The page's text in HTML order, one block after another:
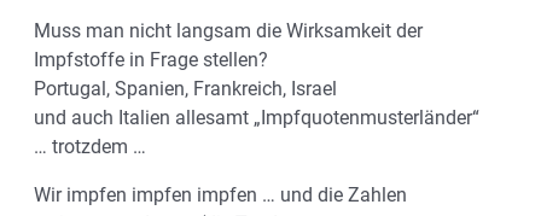
Muss man nicht langsam die Wirksamkeit der
Impfstoffe in Frage stellen?
Portugal, Spanien, Frankreich, Israel
und auch Italien allesamt „Impfquotenmusterländer“
… trotzdem …
Wir impfen impfen impfen … und die Zahlen